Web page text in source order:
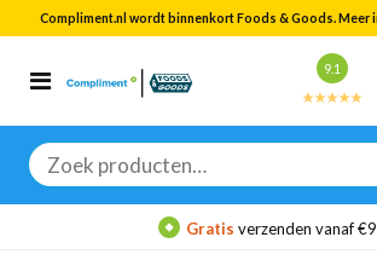
Compliment.nl wordt binnenkort Foods & Goods. Meer
9.1
Zoeken
naar:
Categorieën
Bekijk alle resultaten
Gratis verzenden vanaf